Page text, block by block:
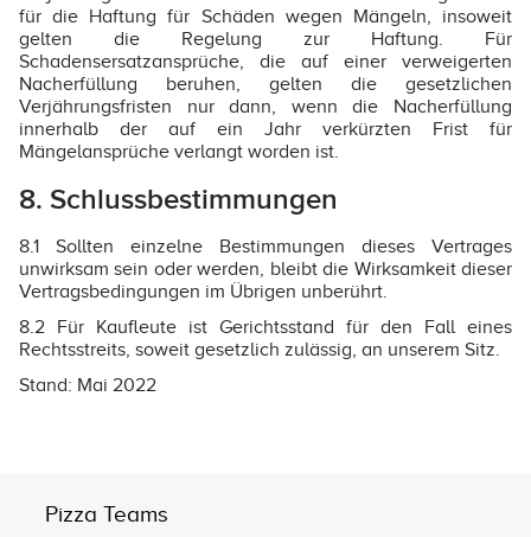
für die Haftung für Schäden wegen Mängeln, insoweit
gelten die Regelung zur Haftung. Für
Schadensersatzansprüche, die auf einer verweigerten
Nacherfüllung beruhen, gelten die gesetzlichen
Verjährungsfristen nur dann, wenn die Nacherfüllung
innerhalb der auf ein Jahr verkürzten Frist für
Mängelansprüche verlangt worden ist.
8. Schlussbestimmungen
8.1 Sollten einzelne Bestimmungen dieses Vertrages
unwirksam sein oder werden, bleibt die Wirksamkeit dieser
Vertragsbedingungen im Übrigen unberührt.
8.2 Für Kaufleute ist Gerichtsstand für den Fall eines
Rechtsstreits, soweit gesetzlich zulässig, an unserem Sitz.
Stand: Mai 2022
Pizza Teams